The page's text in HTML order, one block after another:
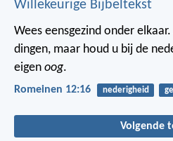
Willekeurige Bijbeltekst
Wees eensgezind onder
dingen, maar houd u bij de
eigen oog.
Romeinen 12:16 nederigheid
Volgende